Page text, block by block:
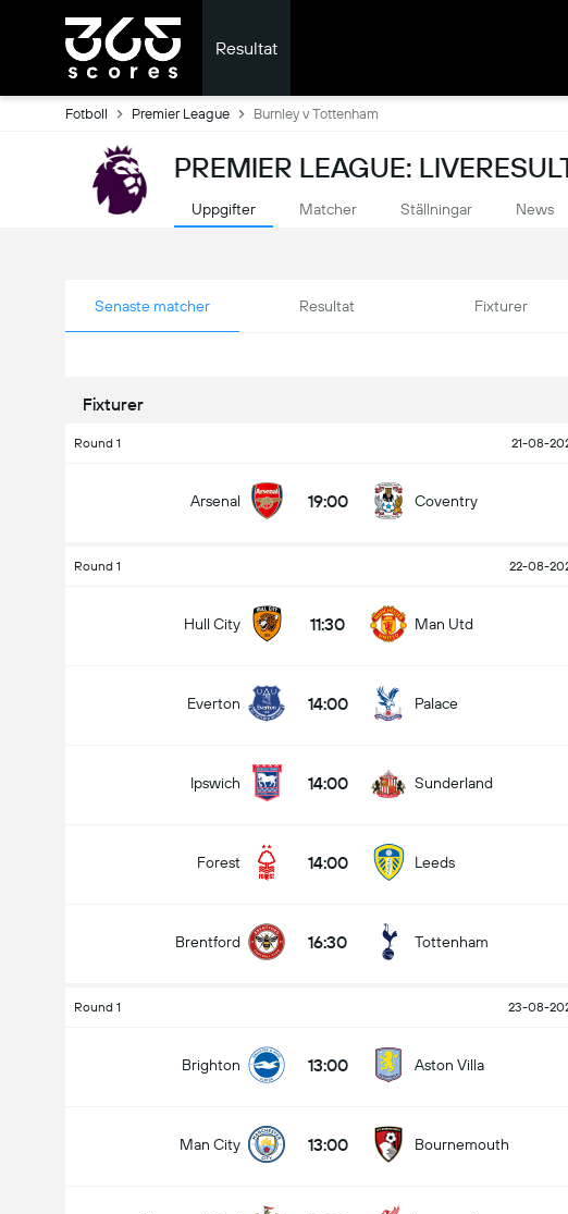
Resultat
Fotboll Premier League Burnley v Tottenham
PREMIER LEAGUE:
Uppgifter Matcher Ställningar News
Senaste matcher Resultat Fixturer
Fixturer
Round 1 21-08-
Arsenal 19:00 Coventry
Round 1 22-08-
Hull City 11:30 Man Utd
Everton 14:00 Palace
Ipswich 14:00 Sunderland
Forest 14:00 Leeds
Brentford 16:30 Tottenham
Round 1 23-08-
Brighton 13:00 Aston Villa
Man City 13:00 Bournemouth